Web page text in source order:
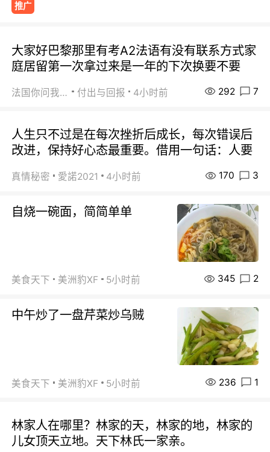
推广
大家好巴黎那里有考A2法语有没有联系方式家
庭居留第一次拿过来是一年的下次换要不要
法国你问我答 付出与回报 4小时前 292 7
人生只不过是在每次挫折后成长，每次错误后
改进，保持好心态最重要。借用一句话：人要
真情秘密 愛諾2021 4小时前 170 3
自烧一碗面，简简单单
美食天下 美洲豹XF 5小时前 345 2
中午炒了一盘芹菜炒乌贼
美食天下 美洲豹XF 5小时前 236 1
林家人在哪里？林家的天，林家的地，林家的
儿女顶天立地。天下林氏一家亲。